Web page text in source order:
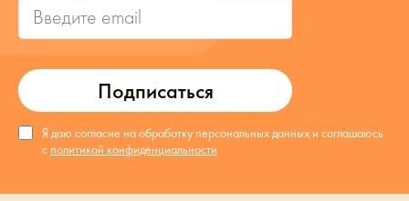
Подписаться
Я даю согласие на обработку персональных данных и соглашаюсь
с политикой конфиденциальности